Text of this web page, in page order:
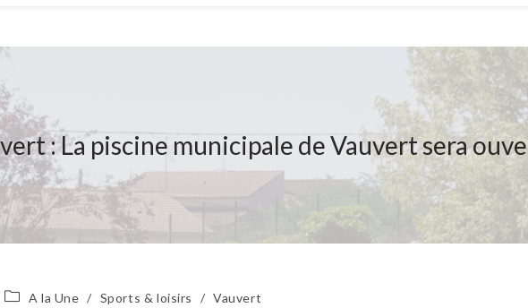
: La piscine municipale de Vauvert sera
PostA la Une / Sports & loisirs / Vauvert